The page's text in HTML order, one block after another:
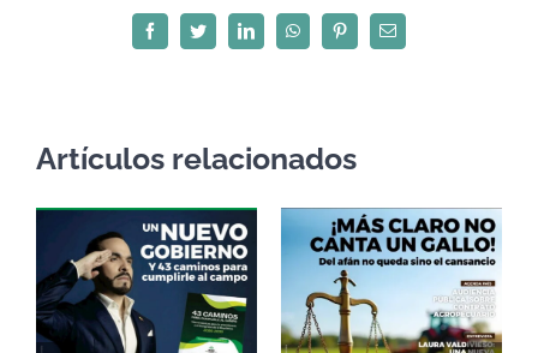
FacebookTwitterLinkedInWhatsAppPinterestCorreo
electrónico
Artículos relacionados